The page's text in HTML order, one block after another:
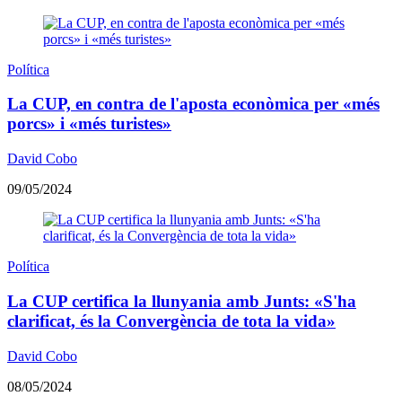
Política
La CUP, en contra de l'aposta econòmica per «més
porcs» i «més turistes»
David Cobo
09/05/2024
Política
La CUP certifica la llunyania amb Junts: «S'ha
clarificat, és la Convergència de tota la vida»
David Cobo
08/05/2024